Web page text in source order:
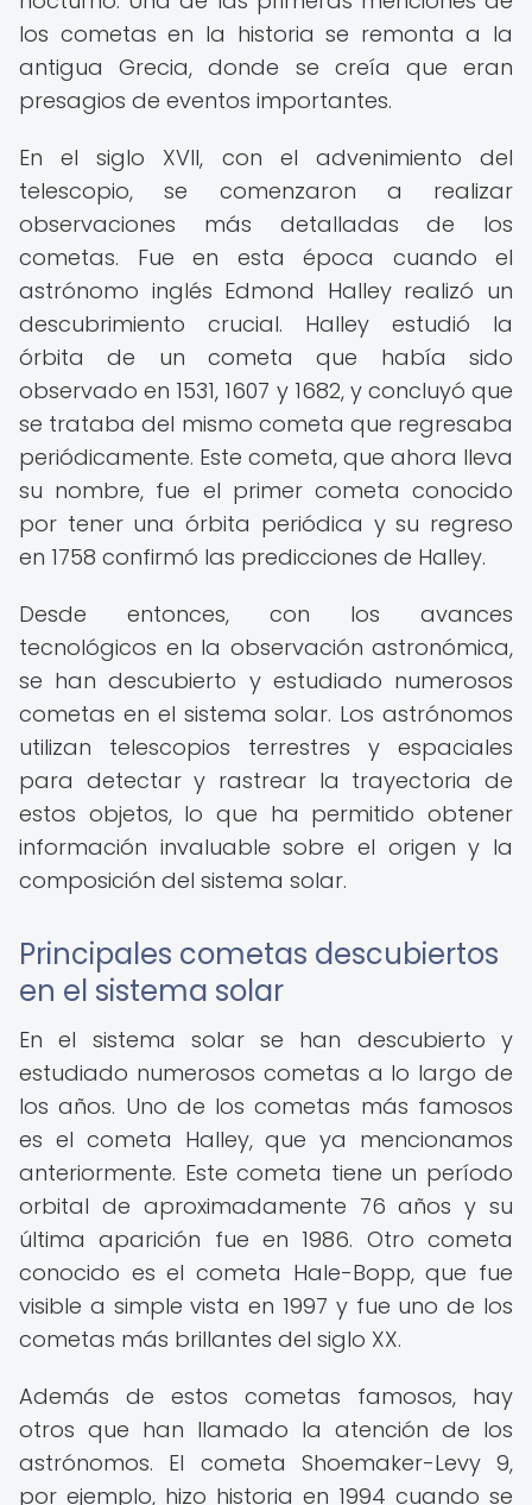
los cometas en la historia se remonta a la
antigua Grecia, donde se creía que eran
presagios de eventos importantes.
En el siglo XVII, con el advenimiento del
telescopio, se comenzaron a realizar
observaciones más detalladas de los
cometas. Fue en esta época cuando el
astrónomo inglés Edmond Halley realizó un
descubrimiento crucial. Halley estudió la
órbita de un cometa que había sido
observado en 1531, 1607 y 1682, y concluyó que
se trataba del mismo cometa que regresaba
periódicamente. Este cometa, que ahora lleva
su nombre, fue el primer cometa conocido
por tener una órbita periódica y su regreso
en 1758 confirmó las predicciones de Halley.
Desde entonces, con los avances
tecnológicos en la observación astronómica,
se han descubierto y estudiado numerosos
cometas en el sistema solar. Los astrónomos
utilizan telescopios terrestres y espaciales
para detectar y rastrear la trayectoria de
estos objetos, lo que ha permitido obtener
información invaluable sobre el origen y la
composición del sistema solar.
Principales cometas descubiertos
en el sistema solar
En el sistema solar se han descubierto y
estudiado numerosos cometas a lo largo de
los años. Uno de los cometas más famosos
es el cometa Halley, que ya mencionamos
anteriormente. Este cometa tiene un período
orbital de aproximadamente 76 años y su
última aparición fue en 1986. Otro cometa
conocido es el cometa Hale-Bopp, que fue
visible a simple vista en 1997 y fue uno de los
cometas más brillantes del siglo XX.
Además de estos cometas famosos, hay
otros que han llamado la atención de los
astrónomos. El cometa Shoemaker-Levy 9,
por ejemplo, hizo historia en 1994 cuando se